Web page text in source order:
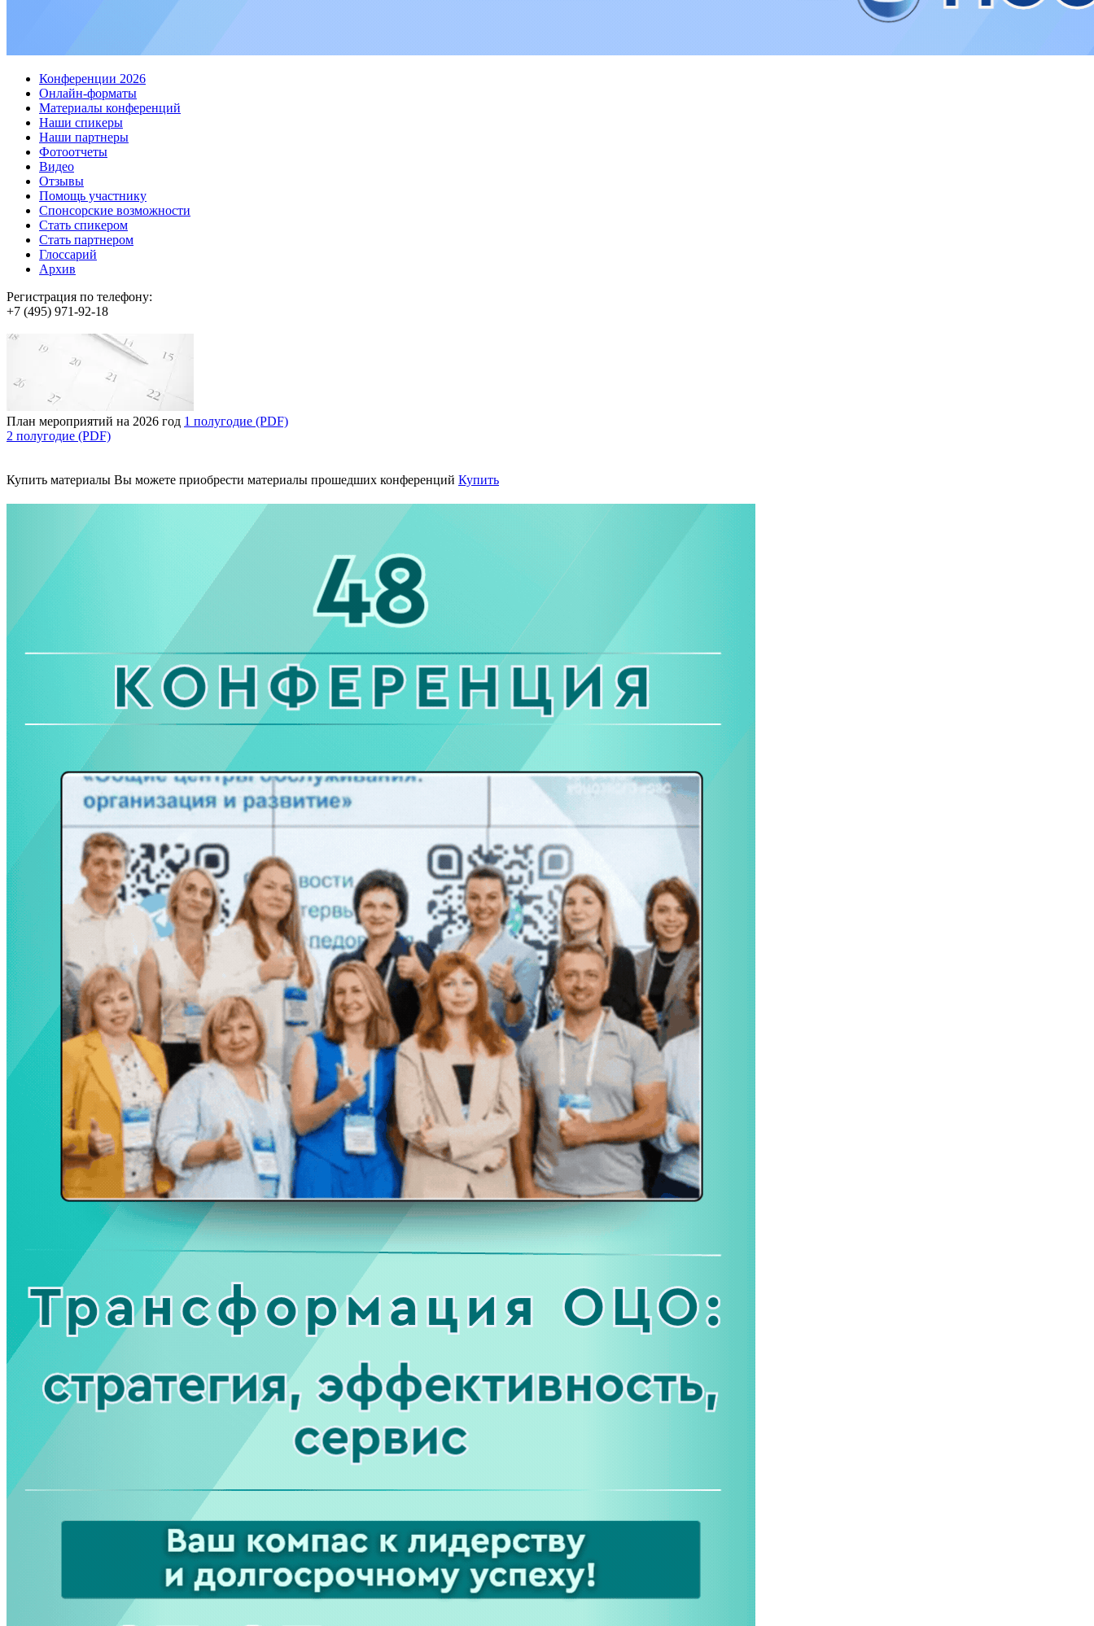
Конференции 2026
Онлайн-форматы
Материалы конференций
Наши спикеры
Наши партнеры
Фотоотчеты
Видео
Отзывы
Помощь участнику
Спонсорские возможности
Стать спикером
Стать партнером
Глоссарий
Архив
Регистрация по телефону:
+7 (495) 971-92-18
План мероприятий на 2026 год 1 полугодие (PDF)
2 полугодие (PDF)
Купить материалы Вы можете приобрести материалы прошедших конференций Купить